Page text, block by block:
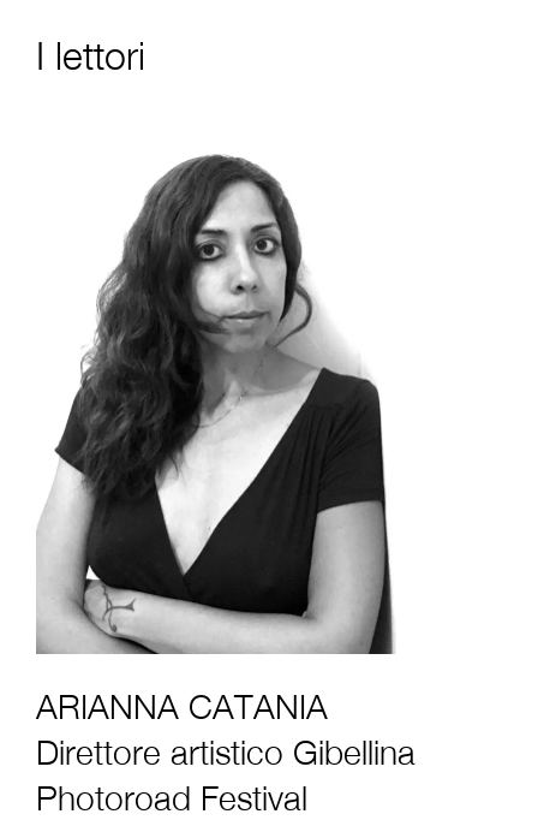
I lettori
ARIANNA CATANIA
Direttore artistico Gibellina
Photoroad Festival